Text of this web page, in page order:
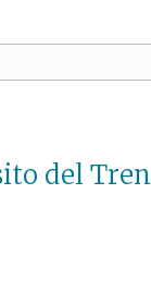
del Tren